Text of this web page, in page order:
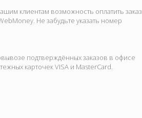
клиентам возможность оплатить заказ
Не забудьте указать номер
подтверждённых заказов в офисе
карточек VISA и MasterCard.